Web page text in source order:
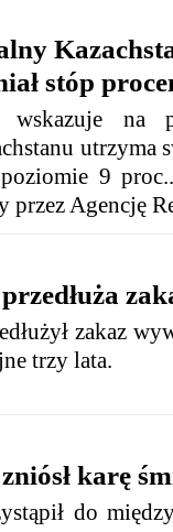
stóp
na
utrzyma
9
przez Agencję
zakaz
trzy lata.
karę
do